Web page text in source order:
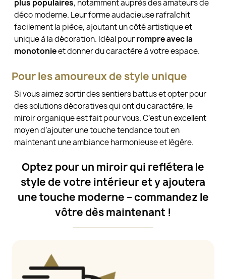
plus populaires, notamment auprès des amateurs de
déco moderne. Leur forme audacieuse rafraîchit
facilement la pièce, ajoutant un côté artistique et
unique à la décoration. Idéal pourrompre avec la
monotonieet donner du caractère à votre espace.
Pour les amoureux de style unique
Si vous aimez sortir des sentiers battus et opter pour
des solutions décoratives qui ont du caractère, le
miroir organique est fait pour vous. C’est un excellent
moyen d’ajouter une touche tendance tout en
maintenant une ambiance harmonieuse et légère.
Optez pour un miroir qui reflétera le
style de votre intérieur et y ajoutera
une touche moderne – commandez le
vôtre dès maintenant !